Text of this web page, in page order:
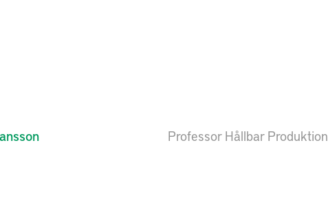
Professor Hållbar Produktion